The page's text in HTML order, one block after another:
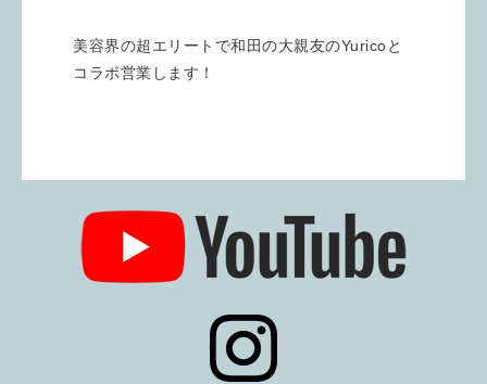
美容界の超エリートで和田の大親友のYuricoと
コラボ営業します！